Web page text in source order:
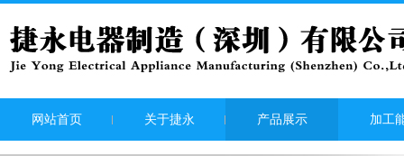
网站首页 关于捷永 产品展示 加工